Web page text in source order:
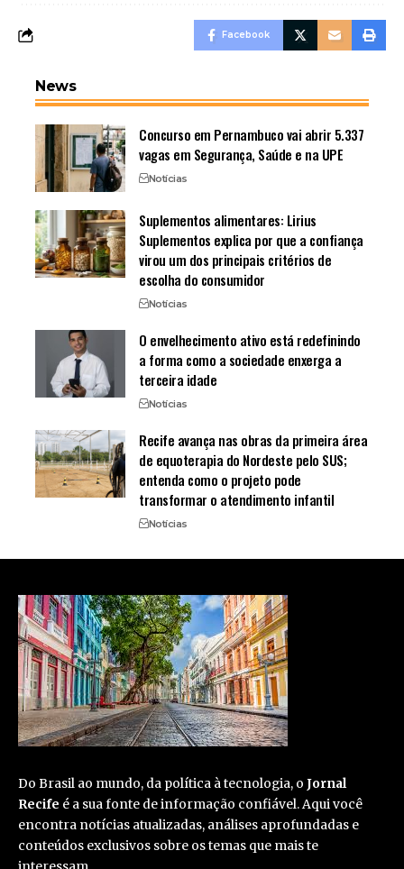
Facebook
News
Concurso em Pernambuco vai abrir 5.337
vagas em Segurança, Saúde e na UPE
Notícias
Suplementos alimentares: Lirius
Suplementos explica por que a confiança
virou um dos principais critérios de
escolha do consumidor
Notícias
O envelhecimento ativo está redefinindo
a forma como a sociedade enxerga a
terceira idade
Notícias
Recife avança nas obras da primeira área
de equoterapia do Nordeste pelo SUS;
entenda como o projeto pode
transformar o atendimento infantil
Notícias
Do Brasil ao mundo, da política à tecnologia, o Jornal
Recife é a sua fonte de informação confiável. Aqui você
encontra notícias atualizadas, análises aprofundadas e
conteúdos exclusivos sobre os temas que mais te